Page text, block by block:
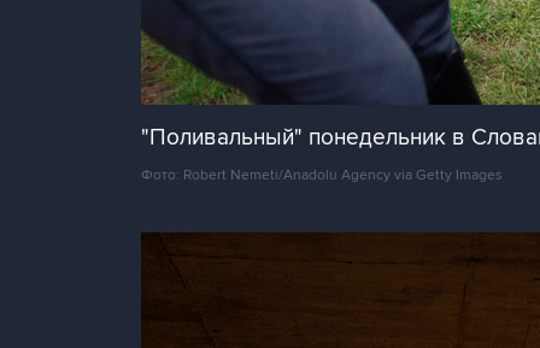
"Поливальный" понедельник в
Фото: Robert Nemeti/Anadolu Agency via Getty Images